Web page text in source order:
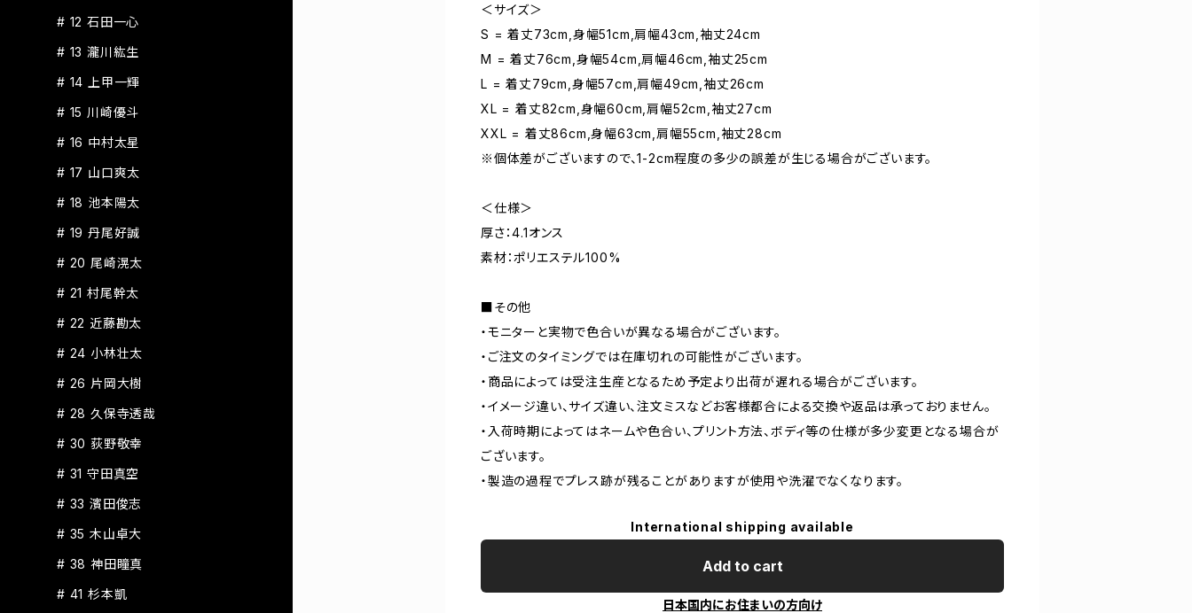
＜サイズ＞
S = 着丈73cm,身幅51cm,肩幅43cm,袖丈24cm
M = 着丈76cm,身幅54cm,肩幅46cm,袖丈25cm
L = 着丈79cm,身幅57cm,肩幅49cm,袖丈26cm
XL = 着丈82cm,身幅60cm,肩幅52cm,袖丈27cm
XXL = 着丈86cm,身幅63cm,肩幅55cm,袖丈28cm
※個体差がございますので、1-2cm程度の多少の誤差が生じる場合がございます。
＜仕様＞
厚さ：4.1オンス
素材：ポリエステル100%
■その他
・モニターと実物で色合いが異なる場合がございます。
・ご注文のタイミングでは在庫切れの可能性がございます。
・商品によっては受注生産となるため予定より出荷が遅れる場合がございます。
・イメージ違い、サイズ違い、注文ミスなどお客様都合による交換や返品は承っておりません。
・入荷時期によってはネームや色合い、プリント方法、ボディ等の仕様が多少変更となる場合が
ございます。
・製造の過程でプレス跡が残ることがありますが使用や洗濯でなくなります。
International shipping available
Add to cart
日本国内にお住まいの方向け
# 12 石田一心
# 13 瀧川紘生
# 14 上甲一輝
# 15 川崎優斗
# 16 中村太星
# 17 山口爽太
# 18 池本陽太
# 19 丹尾好誠
# 20 尾崎滉太
# 21 村尾幹太
# 22 近藤勘太
# 24 小林壮太
# 26 片岡大樹
# 28 久保寺透哉
# 30 荻野敬幸
# 31 守田真空
# 33 濱田俊志
# 35 木山卓大
# 38 神田瞳真
# 41 杉本凱